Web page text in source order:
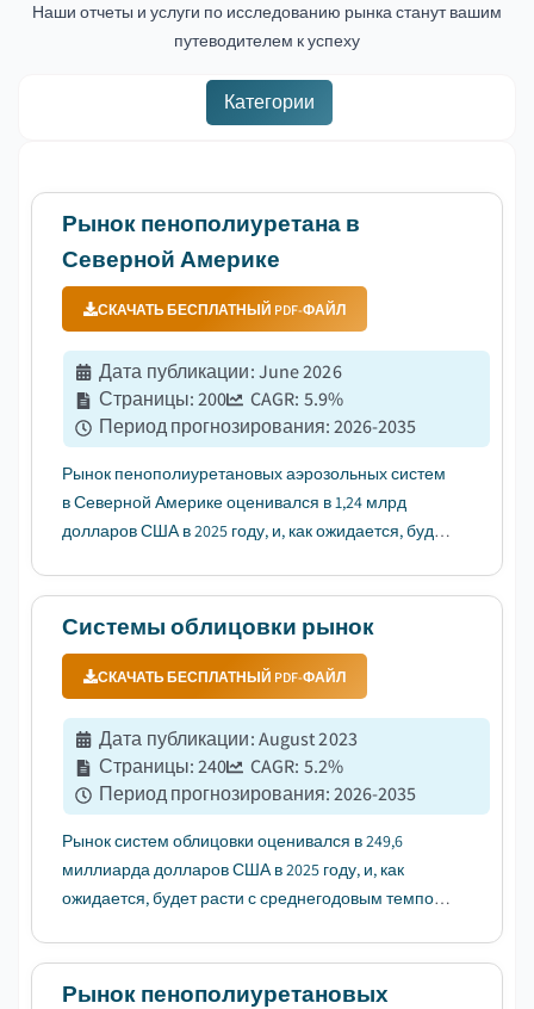
Наши отчеты и услуги по исследованию рынка станут вашим
путеводителем к успеху
Категории
Рынок пенополиуретана в
Северной Америке
СКАЧАТЬ БЕСПЛАТНЫЙ PDF-ФАЙЛ
Дата публикации:June 2026
Страницы:200 CAGR: 5.9%
Период прогнозирования:2026-2035
Рынок пенополиуретановых аэрозольных систем
в Северной Америке оценивался в 1,24 млрд
долларов США в 2025 году, и, как ожидается, будет
растущим спросом на энергоэффективные
решения для теплоизоляции....
Системы облицовки рынок
СКАЧАТЬ БЕСПЛАТНЫЙ PDF-ФАЙЛ
Дата публикации:August 2023
Страницы:240 CAGR: 5.2%
Период прогнозирования:2026-2035
Рынок систем облицовки оценивался в 249,6
миллиарда долларов США в 2025 году, и, как
ожидается, будет расти с среднегодовым темпом
инфраструктуры....
Рынок пенополиуретановых